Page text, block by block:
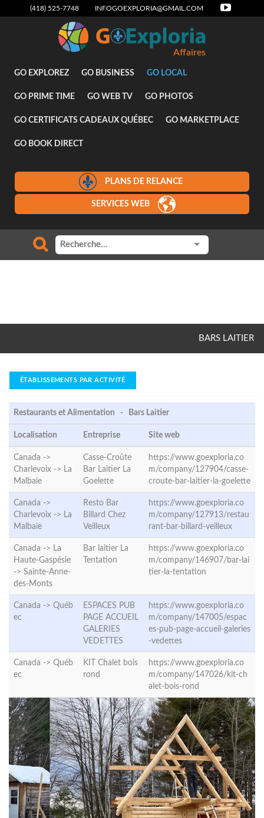
(418) 525-7748 INFOGOEXPLORIA@GMAIL.COM
Affaires
GO EXPLOREZ GO BUSINESS GO LOCAL
GO PRIME TIME GO WEB TV GO PHOTOS
GO CERTIFICATS CADEAUX QUÉBEC GO MARKETPLACE
GO BOOK DIRECT
PLANS DE RELANCE
SERVICES WEB
BARS LAITIER
ÉTABLISSEMENTS PAR ACTIVITÉ
Restaurants et Alimentation - Bars Laitier
Localisation Entreprise Site web
Canada ->
Charlevoix -> La
Malbaie
Casse-Croûte
Bar Laitier La
Goelette
https://www.goexploria.co
m/company/127904/casse-
croute-bar-laitier-la-goelette
Canada ->
Charlevoix -> La
Malbaie
Resto Bar
Billard Chez
Veilleux
https://www.goexploria.co
m/company/127913/restau
rant-bar-billard-veilleux
Canada -> La
Haute-Gaspésie
-> Sainte-Anne-
des-Monts
Bar laitier La
Tentation
https://www.goexploria.co
m/company/146907/bar-lai
tier-la-tentation
Canada -> Québ
ec
ESPACES PUB
PAGE ACCUEIL
GALERIES
VEDETTES
https://www.goexploria.co
m/company/147005/espac
es-pub-page-accueil-galeries
-vedettes
Canada -> Québ
ec
KIT Chalet bois
rond
https://www.goexploria.co
m/company/147026/kit-ch
alet-bois-rond